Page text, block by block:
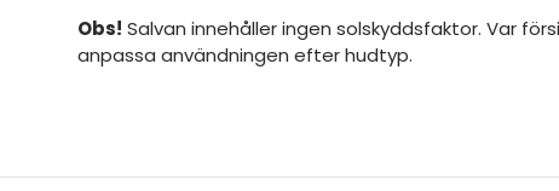
Obs! Salvan innehåller ingen solskyddsfaktor. Var
anpassa användningen efter hudtyp.